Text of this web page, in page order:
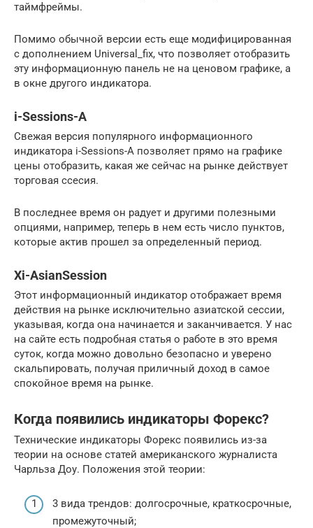
таймфреймы.
Помимо обычной версии есть еще модифицированная
с дополнением Universal_fix, что позволяет отобразить
эту информационную панель не на ценовом графике, а
в окне другого индикатора.
i-Sessions-A
Свежая версия популярного информационного
индикатора i-Sessions-A позволяет прямо на графике
цены отобразить, какая же сейчас на рынке действует
торговая ссесия.
В последнее время он радует и другими полезными
опциями, например, теперь в нем есть число пунктов,
которые актив прошел за определенный период.
Xi-AsianSession
Этот информационный индикатор отображает время
действия на рынке исключительно азиатской сессии,
указывая, когда она начинается и заканчивается. У нас
на сайте есть подробная статья о работе в это время
суток, когда можно довольно безопасно и уверено
скальпировать, получая приличный доход в самое
спокойное время на рынке.
Когда появились индикаторы Форекс?
Технические индикаторы Форекс появились из-за
теории на основе статей американского журналиста
Чарльза Доу. Положения этой теории:
3 вида трендов: долгосрочные, краткосрочные,
промежуточный;